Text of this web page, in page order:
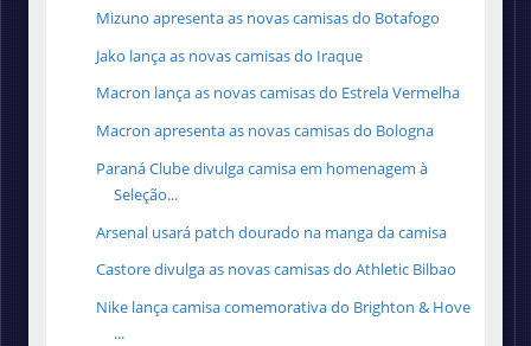
Mizuno apresenta as novas camisas do Botafogo
Jako lança as novas camisas do Iraque
Macron lança as novas camisas do Estrela Vermelha
Macron apresenta as novas camisas do Bologna
Paraná Clube divulga camisa em homenagem à
Seleção...
Arsenal usará patch dourado na manga da camisa
Castore divulga as novas camisas do Athletic Bilbao
Nike lança camisa comemorativa do Brighton & Hove
...